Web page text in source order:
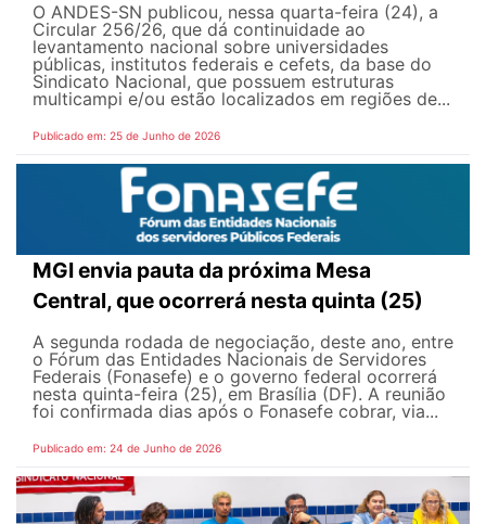
O ANDES-SN publicou, nessa quarta-feira (24), a
Circular 256/26, que dá continuidade ao
levantamento nacional sobre universidades
públicas, institutos federais e cefets, da base do
Sindicato Nacional, que possuem estruturas
multicampi e/ou estão localizados em regiões de...
Publicado em: 25 de Junho de 2026
MGI envia pauta da próxima Mesa
Central, que ocorrerá nesta quinta (25)
A segunda rodada de negociação, deste ano, entre
o Fórum das Entidades Nacionais de Servidores
Federais (Fonasefe) e o governo federal ocorrerá
nesta quinta-feira (25), em Brasília (DF). A reunião
foi confirmada dias após o Fonasefe cobrar, via...
Publicado em: 24 de Junho de 2026